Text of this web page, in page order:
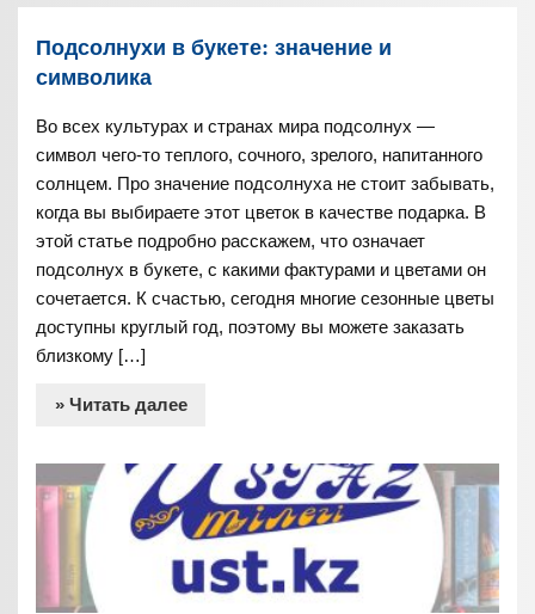
Подсолнухи в букете: значение и
символика
Во всех культурах и странах мира подсолнух —
символ чего-то теплого, сочного, зрелого, напитанного
солнцем. Про значение подсолнуха не стоит забывать,
когда вы выбираете этот цветок в качестве подарка. В
этой статье подробно расскажем, что означает
подсолнух в букете, с какими фактурами и цветами он
сочетается. К счастью, сегодня многие сезонные цветы
доступны круглый год, поэтому вы можете заказать
близкому […]
» Читать далее